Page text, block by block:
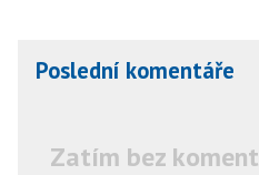
Poslední komentáře
Zatím bez